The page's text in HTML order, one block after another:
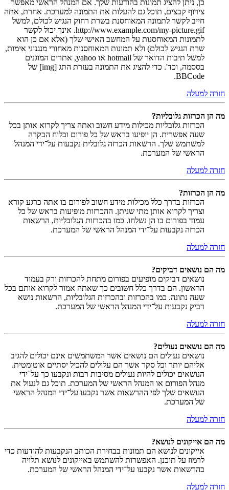
כן, ניתן להציג תמונות בהודעות שלך. אם המנהל הראשי מאפשר
צירוף קבצים, תוכל גם להעלות את התמונה למערכת. אחרת, אתה
חייב לקשר לתמונה המאוחסנת בשרת רחוק הנגיש לכולם, למשל
http://www.example.com/my-picture.gif. אינך יכול לקשר
לתמונות המאוחסנות על המחשב האישי שלך (אלא אם כן הוא
שרת הנגיש לכולם) ולא תמונות המאוחסנות מאחורי מנגנוני אימות,
למשל תיבות הדואר של hotmail או yahoo, אתרים המוגנים
בססמה, וכד'. כדי להציג את התמונה בעזרת התג [img] של
BBCode.
חזרה למעלה
מה הן הכרזות גלובליות?
הכרזות גלובליות מכילות מידע חשוב ואתה צריך לקרוא אותן בכל
שעה אפשרית. הן יופיעו בראש של כל פורום ובלוח הבקרה
למשתמש שלך. הרשאות הכרזה גלובלית נקבעות על־ידי המנהל
הראשי של המערכת.
חזרה למעלה
מה הן הכרזות?
הכרזות בדרך כלל מכילות מידע חשוב לפורום בו אתה כרגע קורא
וצריך לקרוא אותן מתי שניתן. ההכרזות מופיעות בראש של כל
עמוד בפורום בו הן נשלחו. כמו בהכרזות הגלובליות, הרשאות
הכרזה נקבעות על־ידי המנהל הראשי של המערכת.
חזרה למעלה
מה הם נושאים דביקים?
נושאים דביקים מופיעים בפורום מתחת להכרזות ורק בעמוד
הראשון. הם בדרך כלל חשובים כך שאתה אמור לקרוא אותם בכל
שעה נתונה. כמו בהכרזות ובהכרזות הגלובליות, הרשאות נושא
דביק נקבעות על־ידי המנהל הראשי של המערכת.
חזרה למעלה
מה הם נושאים נעולים?
נושאים נעולים הם נושאים אשר המשתמשים אינם יכולים להגיב
אליהם יותר וכל סקר אשר הם עלולים להכיל יסתיים אוטומטית.
הנושאים יכולים להיות נעולים מסיבות רבות ונקבעו כך על־ידי
מנהל הפורום או המנהל הראשי של המערכת. תוכל גם לנעול את
הנושאים שלך לפי ההרשאות אשר נקבעו על־ידי המנהל הראשי
של המערכת.
חזרה למעלה
מה הם אייקונים לנושא?
אייקונים לנושא הם תמונות בבחירת הכותב הנקבעות להודעות כדי
לרמוז על תוכנן. האפשרות להשתמש באייקונים לנושא תלויה
בהרשאות אשר נקבעו על־ידי המנהל הראשי של המערכת.
חזרה למעלה